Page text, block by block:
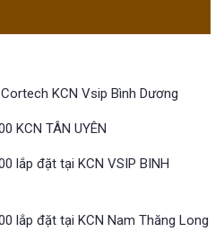
KCN Vsip Bình Dương
KCN TÂN UYÊN
lắp đặt tại KCN VSIP BINH
lắp đặt tại KCN Nam Thăng Long